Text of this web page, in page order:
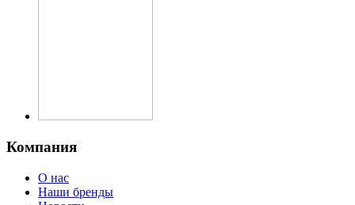
Компания
О нас
Наши бренды